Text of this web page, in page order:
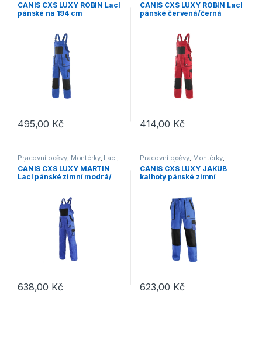
CANIS CXS LUXY ROBIN Lacl
pánské na 194 cm
495,00 Kč
Tento produkt má více variant. Možnosti lze vybrat na stránce
CANIS CXS LUXY ROBIN Lacl
pánské červená/černá
414,00 Kč
Tento produkt má více
Pracovní oděvy, Montérky, Lacl,
Výprodej
CANIS CXS LUXY MARTIN
Lacl pánské zimní modrá/
638,00 Kč
Tento produkt má více variant. Možnosti lze vybrat na stránce
Pracovní oděvy, Montérky,
Kalhoty ,Výprodej
CANIS CXS LUXY JAKUB
kalhoty pánské zimní
623,00 Kč
Tento produkt má více